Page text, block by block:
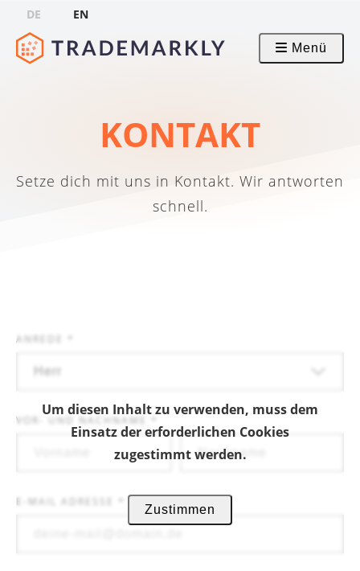
DE EN
Menü
KONTAKT
Setze dich mit uns in Kontakt. Wir antworten
schnell.
ANREDE *
VOR- UND NACHNAME *
E-MAIL ADRESSE *
Um diesen Inhalt zu verwenden, muss dem
Einsatz der erforderlichen Cookies
zugestimmt werden.
Zustimmen